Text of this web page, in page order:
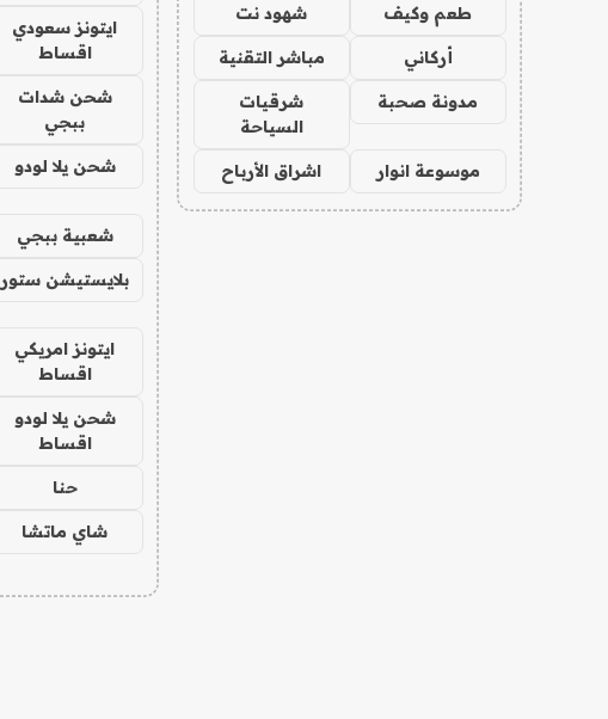
طعم وكيف شهود نت
أركاني مباشر التقنية
مدونة صحبة
شرقيات
السياحة
موسوعة انوار اشراق الأرباح
ايتونز سعودي
اقساط
شحن شدات
ببجي
شحن يلا لودو
شعبية ببجي
بلايستيشن ستور
ايتونز امريكي
اقساط
شحن يلا لودو
اقساط
حنا
شاي ماتشا